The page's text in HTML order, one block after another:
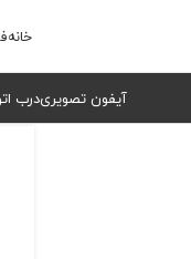
خانه
آیفون تصویریدرب